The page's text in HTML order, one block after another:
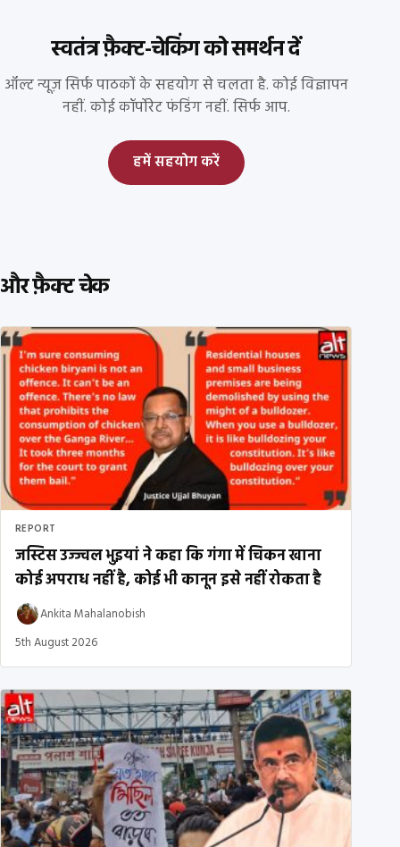
स्वतंत्र फ़ैक्ट-चेकिंग को समर्थन दें
ऑल्ट न्यूज़ सिर्फ पाठकों के सहयोग से चलता है. कोई विज्ञापन
नहीं. कोई कॉर्पोरेट फंडिंग नहीं. सिर्फ आप.
हमें सहयोग करें
और फ़ैक्ट चेक
REPORT
जस्टिस उज्ज्वल भुइयां ने कहा कि गंगा में चिकन खाना
कोई अपराध नहीं है, कोई भी कानून इसे नहीं रोकता है
Ankita Mahalanobish
5th August 2026